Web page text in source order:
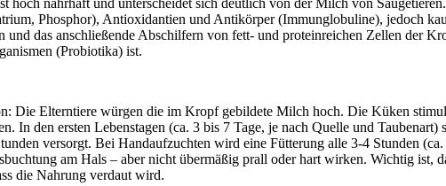
hoch nahrhaft und unterscheidet sich deutlich von der Milch von
Phosphor), Antioxidantien und Antikörper (Immunglobuline), jedoch
und das anschließende Abschilfern von fett- und proteinreichen Zellen der
(Probiotika) ist.
Die Elterntiere würgen die im Kropf gebildete Milch hoch. Die Küken
In den ersten Lebenstagen (ca. 3 bis 7 Tage, je nach Quelle und
versorgt. Bei Handaufzuchten wird eine Fütterung alle 3-4 Stunden
am Hals – aber nicht übermäßig prall oder hart wirken. Wichtig
die Nahrung verdaut wird.